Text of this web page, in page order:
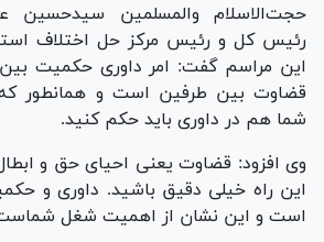
حجت‌الاسلام والمسلمین سیدحسین
رئیس کل و رئیس مرکز حل اختلاف
این مراسم گفت: امر داوری حکمیت
قضاوت بین طرفین است و همانطور
شما هم در داوری باید حکم کنید.
وی افزود: قضاوت یعنی احیای حق و
این راه خیلی دقیق باشید. داوری و
است و این نشان از اهمیت شغل